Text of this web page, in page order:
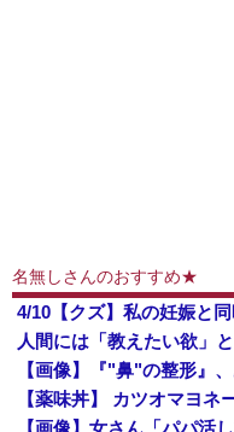
名無しさんのおすすめ★
人間には「教えたい欲」